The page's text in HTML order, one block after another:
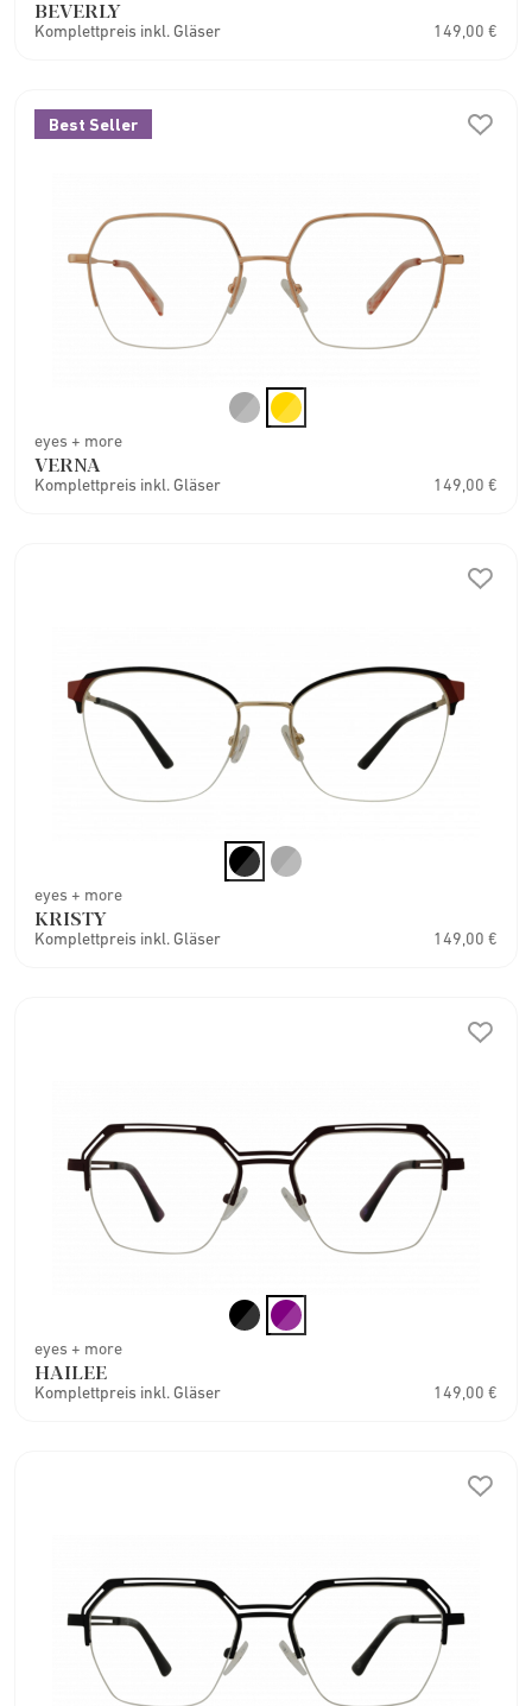
BEVERLY
Komplettpreis inkl. Gläser 149,00 €
Best Seller
eyes + more
VERNA
Komplettpreis inkl. Gläser 149,00 €
eyes + more
KRISTY
Komplettpreis inkl. Gläser 149,00 €
eyes + more
HAILEE
Komplettpreis inkl. Gläser 149,00 €